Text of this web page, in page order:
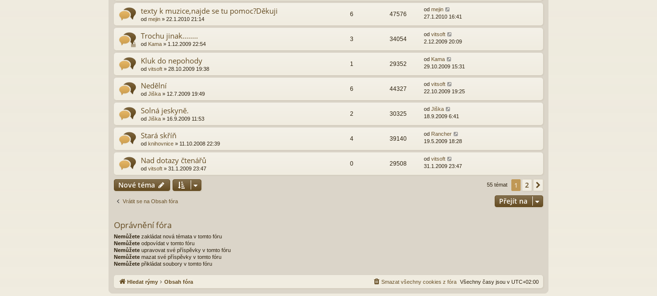
texty k muzice,najde se tu pomoc?Děkuji
od mejin » 22.1.2010 21:14
6 47576
od mejin
27.1.2010 16:41
Trochu jinak........
od Kama » 1.12.2009 22:54
3 34054
od vitsoft
2.12.2009 20:09
Kluk do nepohody
od vitsoft » 28.10.2009 19:38
1 29352
od Kama
29.10.2009 15:31
Nedělní
od Jiška » 12.7.2009 19:49
6 44327
od vitsoft
22.10.2009 19:25
Solná jeskyně.
od Jiška » 16.9.2009 11:53
2 30325
od Jiška
18.9.2009 6:41
Stará skříň
od knihovnice » 11.10.2008 22:39
4 39140
od Rancher
19.5.2009 18:28
Nad dotazy čtenářů
od vitsoft » 31.1.2009 23:47
0 29508
od vitsoft
31.1.2009 23:47
Nové téma 55 témat 1 2
Vrátit se na Obsah fóra Přejít na
Oprávnění fóra
Nemůžete zakládat nová témata v tomto fóru
Nemůžete odpovídat v tomto fóru
Nemůžete upravovat své příspěvky v tomto fóru
Nemůžete mazat své příspěvky v tomto fóru
Nemůžete přikládat soubory v tomto fóru
Hledat rýmy Obsah fóra Všechny časy jsou v UTC+02:00
Smazat všechny cookies z fóra